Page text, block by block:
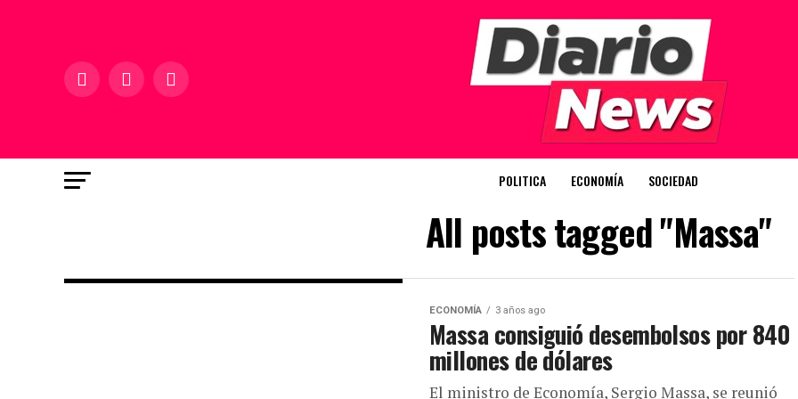
POLITICA ECONOMÍA SOCIEDAD
All posts tagged "Massa"
ECONOMÍA 3 años ago
Massa consiguió desembolsos por 840
millones de dólares
El ministro de Economía, Sergio Massa, se reunió